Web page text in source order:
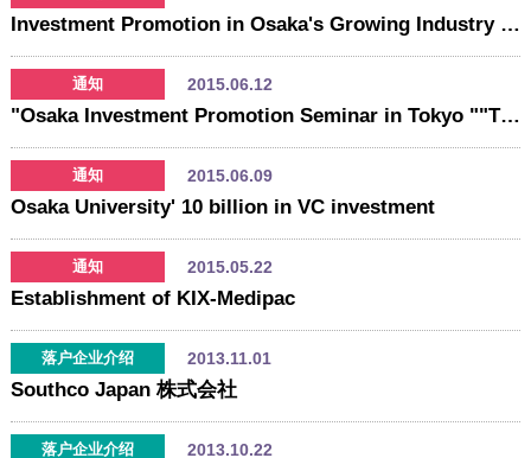
Investment Promotion in Osaka's Growing Industry Sector
通知 2015.06.12
"Osaka Investment Promotion Seminar in Tokyo ""The latest movement of New Cluster in Osaka - Presentation by National Cerebral and Cardiovascular Center - "
通知 2015.06.09
Osaka University' 10 billion in VC investment
通知 2015.05.22
Establishment of KIX-Medipac
落户企业介绍 2013.11.01
Southco Japan 株式会社
落户企业介绍 2013.10.22